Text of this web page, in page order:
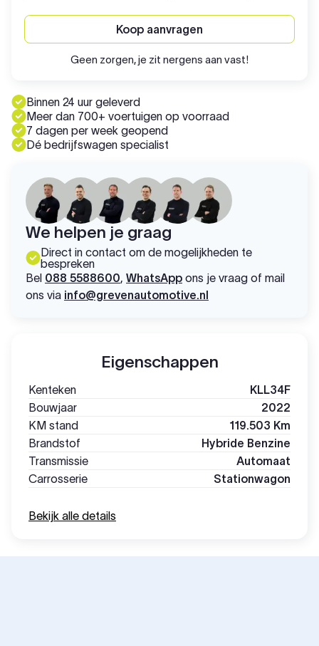
Koop aanvragen
Geen zorgen, je zit nergens aan vast!
Binnen 24 uur geleverd
Meer dan 700+ voertuigen op voorraad
7 dagen per week geopend
Dé bedrijfswagen specialist
We helpen je graag
Direct in contact om de mogelijkheden te
bespreken
Bel 088 5588600, WhatsApp ons je vraag of mail
ons via info@grevenautomotive.nl
Eigenschappen
Kenteken
KLL34F
Bouwjaar
2022
KM stand
119.503 Km
Brandstof
Hybride Benzine
Transmissie
Automaat
Carrosserie
Stationwagon
Bekijk alle details